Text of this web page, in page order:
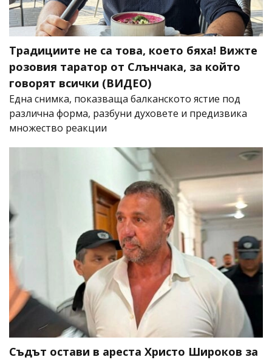
Традициите не са това, което бяха! Вижте
розовия таратор от Слънчака, за който
говорят всички (ВИДЕО)
Една снимка, показваща балканското ястие под
различна форма, разбуни духовете и предизвика
множество реакции
Съдът остави в ареста Христо Широков за